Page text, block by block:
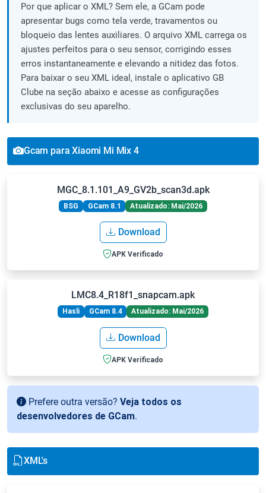
Por que aplicar o XML? Sem ele, a GCam pode
apresentar bugs como tela verde, travamentos ou
bloqueio das lentes auxiliares. O arquivo XML carrega os
ajustes perfeitos para o seu sensor, corrigindo esses
erros instantaneamente e elevando a nitidez das fotos.
Para baixar o seu XML ideal, instale o aplicativo GB
Clube na seção abaixo e acesse as configurações
exclusivas do seu aparelho.
Gcam para Xiaomi Mi Mix 4
MGC_8.1.101_A9_GV2b_scan3d.apk
BSG GCam 8.1 Atualizado: Mai/2026
Download
APK Verificado
LMC8.4_R18f1_snapcam.apk
Hasli GCam 8.4 Atualizado: Mai/2026
Download
APK Verificado
Prefere outra versão? Veja todos os
desenvolvedores de GCam.
XML's